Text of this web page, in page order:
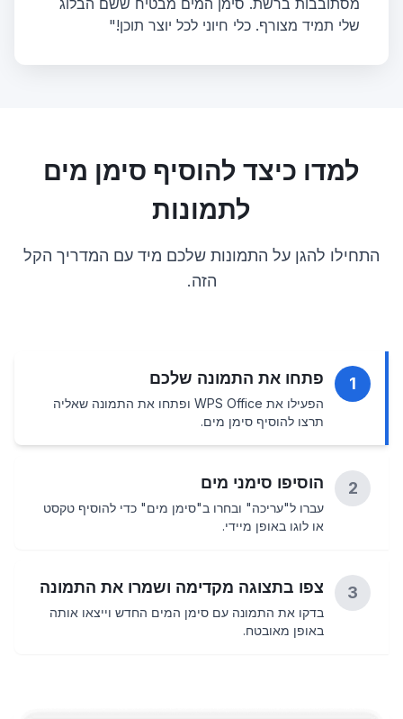
מסתובבות ברשת. סימן המים מבטיח ששם הבלוג
שלי תמיד מצורף. כלי חיוני לכל יוצר תוכן!"
למדו כיצד להוסיף סימן מים
לתמונות
התחילו להגן על התמונות שלכם מיד עם המדריך הקל
הזה.
פתחו את התמונה שלכם
הפעילו את WPS Office ופתחו את התמונה שאליה
תרצו להוסיף סימן מים.
2 הוסיפו סימני מים
עברו ל"עריכה" ובחרו ב"סימן מים" כדי להוסיף טקסט
או לוגו באופן מיידי.
3 צפו בתצוגה מקדימה ושמרו את התמונה
בדקו את התמונה עם סימן המים החדש וייצאו אותה
באופן מאובטח.